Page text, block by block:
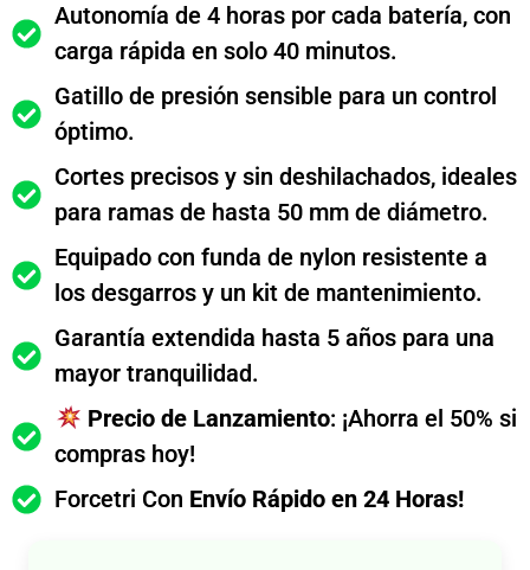
Autonomía de 4 horas por cada batería, con
carga rápida en solo 40 minutos.
Gatillo de presión sensible para un control
óptimo.
Cortes precisos y sin deshilachados, ideales
para ramas de hasta 50 mm de diámetro.
Equipado con funda de nylon resistente a
los desgarros y un kit de mantenimiento.
Garantía extendida hasta 5 años para una
mayor tranquilidad.
Precio de Lanzamiento: ¡Ahorra el 50% si
compras hoy!
Forcetri Con Envío Rápido en 24 Horas!